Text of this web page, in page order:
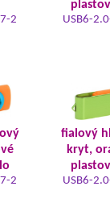
2 USB6-
2
fialový
kryt,
USB6-